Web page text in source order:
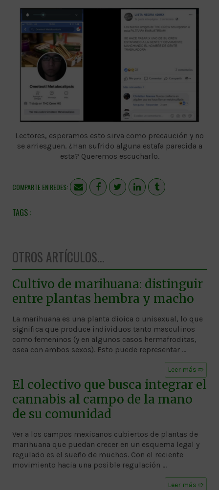
Lectores, esperamos esto sirva como precaución y no
se arriesguen. ¿Han sufrido alguna estafa parecida a
esta? Queremos escucharlo.
COMPARTE EN REDES:
OTROS ARTÍCULOS...
Cultivo de marihuana: distinguir
entre plantas hembra y macho
La marihuana es una planta dioica o unisexual, lo que
significa que produce individuos tanto masculinos
como femeninos (y en algunos casos hermafroditas,
osea con ambos sexos). Esto puede representar …
Leer más ➱
El colectivo que busca integrar el
cannabis al campo de la mano
de su comunidad
Ver a los campos mexicanos cubiertos de plantas de
marihuana que puedan crecer en un esquema legal y
regulado es el sueño de muchos. Con el reciente
movimiento hacia una posible regulación …
Leer más ➱